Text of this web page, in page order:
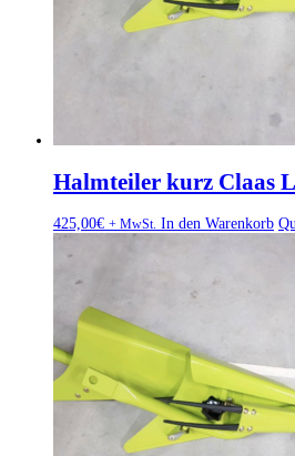
Halmteiler kurz Claas
425,00€ + MwSt. In den Warenkorb